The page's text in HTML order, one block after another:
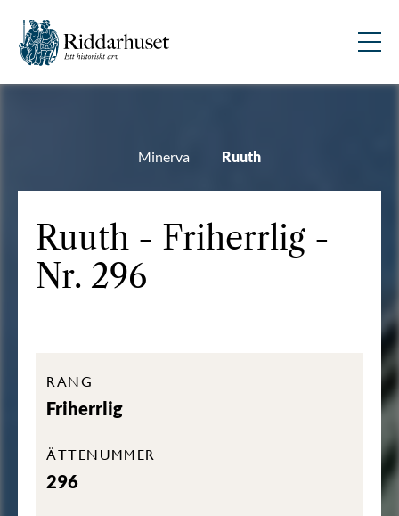
Minerva Ruuth
Ruuth - Friherrlig -
Nr. 296
RANG
Friherrlig
ÄTTENUMMER
296